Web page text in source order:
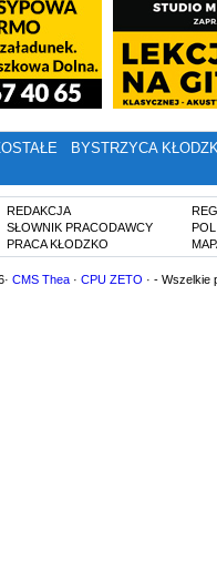
BYSTRZYCA
REDAKCJA
SŁOWNIK PRACODAWCY
PRACA KŁODZKO
CMS Thea · CPU ZETO · - Wszelkie